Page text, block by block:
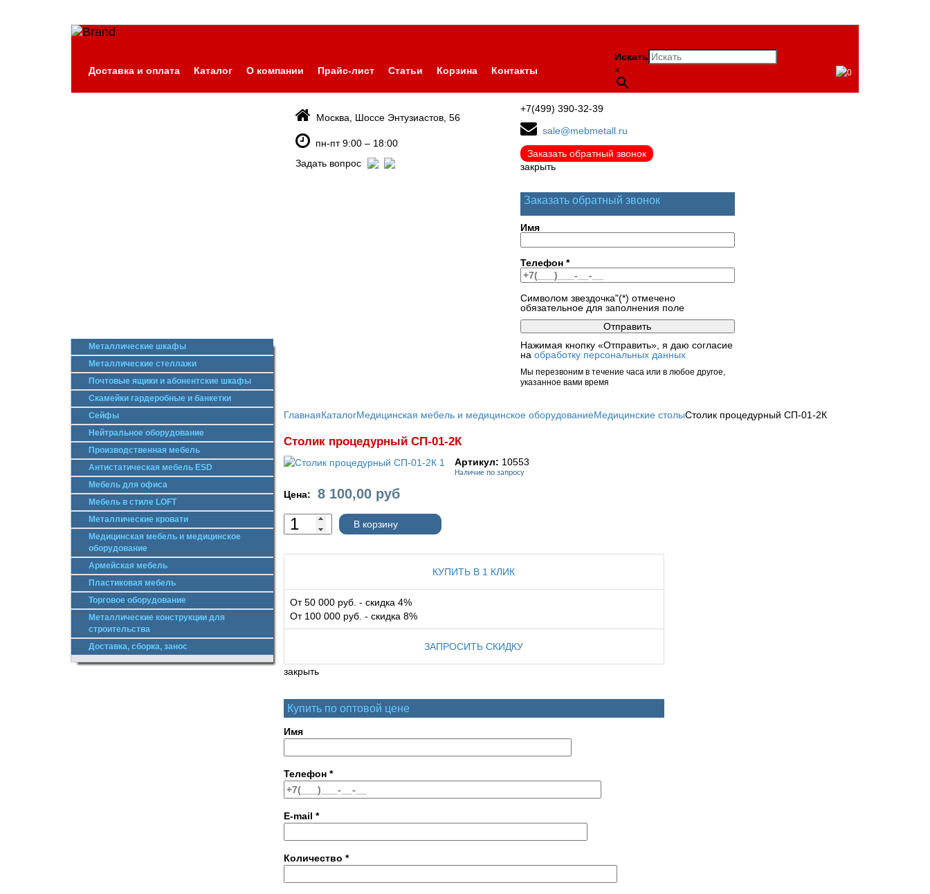
Доставка и оплата Каталог О компании Прайс-лист Статьи Корзина Контакты
Искать
×
0
Москва, Шоссе Энтузиастов, 56
пн-пт 9:00 – 18:00
Задать вопрос
+7(499) 390-32-39
sale@mebmetall.ru
Заказать обратный звонок
закрыть
Заказать обратный звонок
Имя
Телефон *
Символом звездочка"(*) отмечено
обязательное для заполнения поле
Нажимая кнопку «Отправить», я даю согласие
на обработку персональных данных
Мы перезвоним в течение часа или в любое другое,
указанное вами время
Металлические шкафы
Металлические стеллажи
Почтовые ящики и абонентские шкафы
Скамейки гардеробные и банкетки
Сейфы
Нейтральное оборудование
Производственная мебель
Антистатическая мебель ESD
Мебель для офиса
Мебель в стиле LOFT
Металлические кровати
Медицинская мебель и медицинское
оборудование
Армейская мебель
Пластиковая мебель
Торговое оборудование
Металлические конструкции для
строительства
Доставка, сборка, занос
ГлавнаяКаталогМедицинская мебель и медицинское оборудованиеМедицинские столыСтолик процедурный СП-01-2К
Столик процедурный СП-01-2К
Артикул: 10553
Наличие по запросу
Цена: 8 100,00 руб
В корзину
КУПИТЬ В 1 КЛИК
От 50 000 руб. - скидка 4%
От 100 000 руб. - скидка 8%
ЗАПРОСИТЬ СКИДКУ
закрыть
Купить по оптовой цене
Имя
Телефон *
E-mail *
Количество *